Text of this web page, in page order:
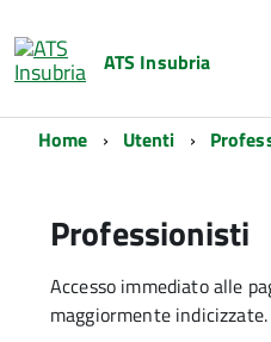
ATS Insubria
Home Utenti
Professionisti
Accesso immediato alle
maggiormente indicizzate.